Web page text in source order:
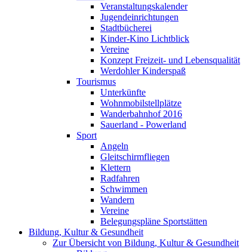
Veranstaltungskalender
Jugendeinrichtungen
Stadtbücherei
Kinder-Kino Lichtblick
Vereine
Konzept Freizeit- und Lebensqualität
Werdohler Kinderspaß
Tourismus
Unterkünfte
Wohnmobilstellplätze
Wanderbahnhof 2016
Sauerland - Powerland
Sport
Angeln
Gleitschirmfliegen
Klettern
Radfahren
Schwimmen
Wandern
Vereine
Belegungspläne Sportstätten
Bildung, Kultur & Gesundheit
Zur Übersicht von Bildung, Kultur & Gesundheit